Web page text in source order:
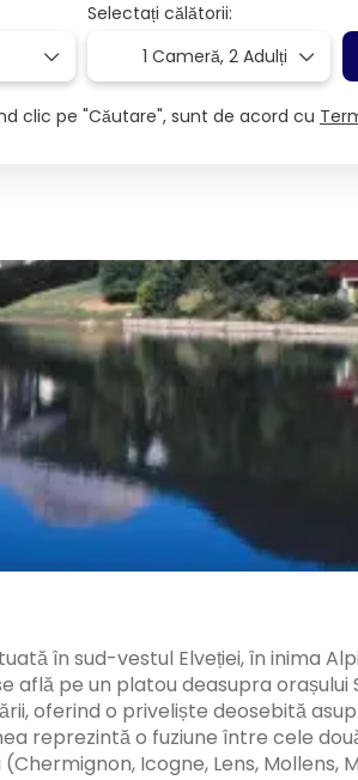
Selectați călătorii:
1 Cameră,2 Adulți
clic pe "Căutare", sunt de acord cu
în sud-vestul Elveției, în inima
află pe un platou deasupra orașului
oferind o priveliște deosebită
reprezintă o fuziune între cele
Icogne, Lens, Mollens,